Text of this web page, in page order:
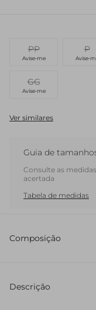
PP
Avise-me
P
Avise-
GG
Avise-me
Ver similares
Guia de
Consulte as
acertada
Tabela de medidas
Composição
Descrição